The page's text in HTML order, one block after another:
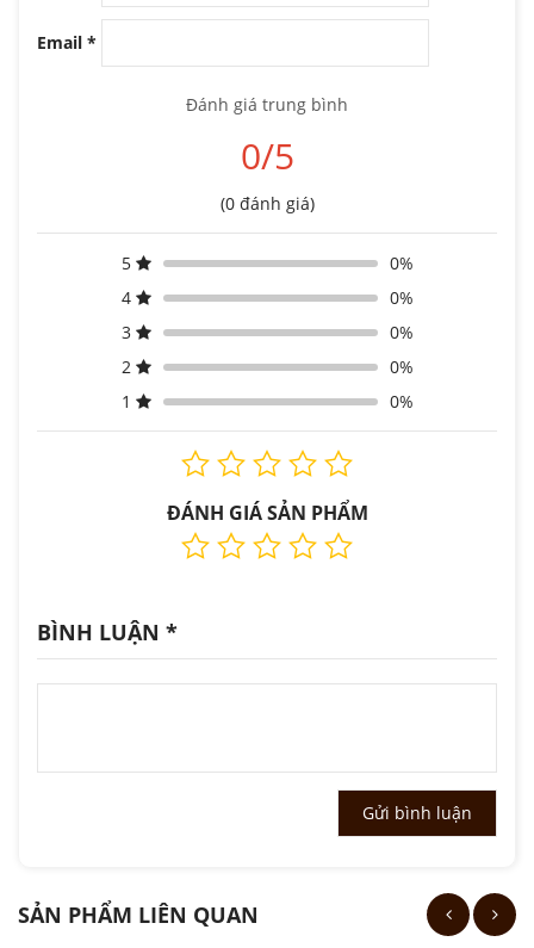
Email *
Đánh giá trung bình
0/5
(0 đánh giá)
5
0%
4
0%
3
0%
2
0%
1
0%
ĐÁNH GIÁ SẢN PHẨM
BÌNH LUẬN *
SẢN PHẨM LIÊN QUAN